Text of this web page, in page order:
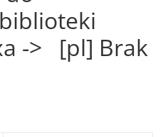
-> [pl] Brak